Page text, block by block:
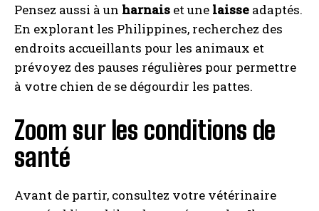
Pensez aussi à un harnais et une laisse adaptés.
En explorant les Philippines, recherchez des
endroits accueillants pour les animaux et
prévoyez des pauses régulières pour permettre
à votre chien de se dégourdir les pattes.
Zoom sur les conditions de
santé
Avant de partir, consultez votre vétérinaire